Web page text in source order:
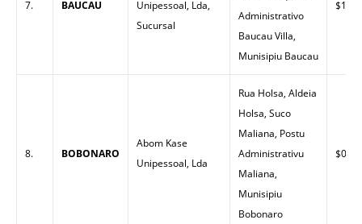
7. BAUCAU
Unipessoal, Lda,
Sucursal
Administrativo
Baucau Villa,
Munisipiu Baucau
$1.44
8. BOBONARO
Abom Kase
Unipessoal, Lda
Rua Holsa, Aldeia
Holsa, Suco
Maliana, Postu
Administrativu
Maliana,
Munisipiu
Bobonaro
$0.00